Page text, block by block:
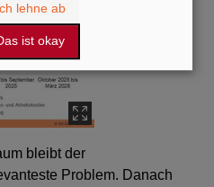
bleibt der
Problem. Danach
lehne ab
ist okay